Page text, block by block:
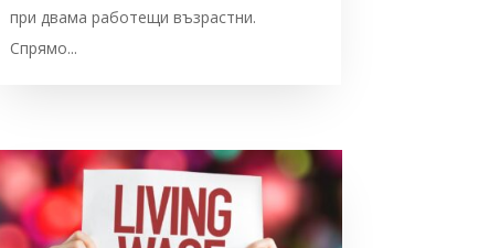
при двама работещи възрастни.
Спрямо...